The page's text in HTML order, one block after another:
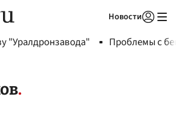
Новости
"Уралдронзавода" Проблемы с